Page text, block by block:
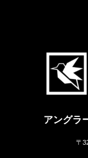
アングラ
〒